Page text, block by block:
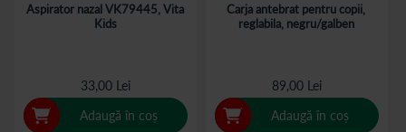
Aspirator nazal VK79445, Vita
Kids
33,00 Lei
Adaugă în coș
Carja antebrat pentru copii,
reglabila, negru/galben
89,00 Lei
Adaugă în coș